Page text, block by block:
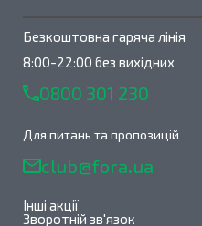
Безкоштовна гаряча лінія
8:00-22:00 без вихідних
0800 301 230
Для питань та пропозицій
club@fora.ua
Інші акції
Зворотній зв'язок